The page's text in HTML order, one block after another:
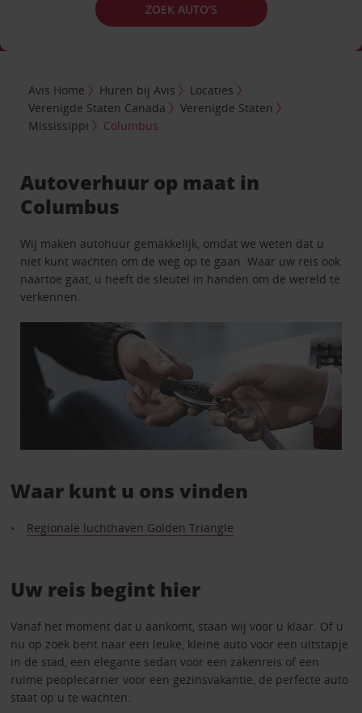
ZOEK AUTO’S
Avis Home Huren bij Avis
Locaties
Verenigde Staten Canada
Verenigde Staten
Mississippi
Columbus
Autoverhuur op maat in
Columbus
Wij maken autohuur gemakkelijk, omdat we weten dat u
niet kunt wachten om de weg op te gaan. Waar uw reis ook
naartoe gaat, u heeft de sleutel in handen om de wereld te
verkennen.
Waar kunt u ons vinden
Regionale luchthaven Golden Triangle
Uw reis begint hier
Vanaf het moment dat u aankomt, staan wij voor u klaar. Of u
nu op zoek bent naar een leuke, kleine auto voor een uitstapje
in de stad, een elegante sedan voor een zakenreis of een
ruime peoplecarrier voor een gezinsvakantie, de perfecte auto
staat op u te wachten.